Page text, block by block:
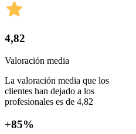
4,82
Valoración media
La valoración media que los
clientes han dejado a los
profesionales es de 4,82
+85%